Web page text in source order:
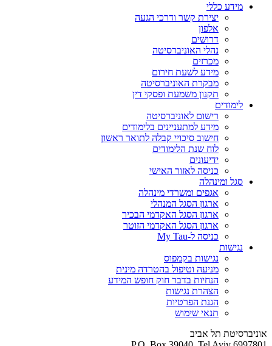
מידע כללי
יצירת קשר ודרכי הגעה
אלפון
דרושים
נהלי האוניברסיטה
מכרזים
מידע לשעת חירום
מבקרת האוניברסיטה
תקנון משמעת ופסקי דין
לימודים
רישום לאוניברסיטה
מידע למתעניינים בלימודים
חישוב סיכויי קבלה לתואר ראשון
לוח שנת הלימודים
ידיעונים
כניסה לאזור האישי
סגל ומינהלה
אגפים ומשרדי מינהלה
ארגון הסגל המנהלי
ארגון הסגל האקדמי הבכיר
ארגון הסגל האקדמי הזוטר
כניסה ל-My Tau
נגישות
נגישות בקמפוס
מניעה וטיפול בהטרדה מינית
הנחיות בדבר חוק חופש המידע
הצהרת נגישות
הגנת הפרטיות
תנאי שימוש
אוניברסיטת תל אביב